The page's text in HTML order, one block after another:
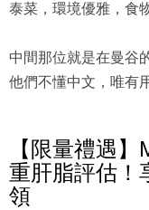
泰菜，環境優雅，食
中間那位就是在曼谷
他們不懂中文，唯有
【限量禮遇
重肝脂評估！
領